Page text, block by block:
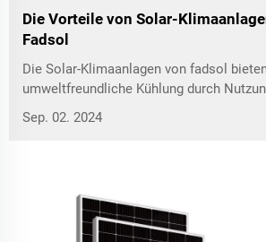
Die Vorteile von Solar-
Fadsol
Die Solar-Klimaanlagen von fadsol
umweltfreundliche Kühlung durch
Solarenergie, wodurch Kosten und
reduziert werden.
Sep. 02. 2024